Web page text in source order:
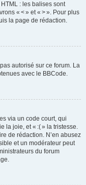
: les balises sont
« < » et « > ». Pour plus
la page de rédaction.
autorisé sur ce forum. La
avec le BBCode.
via un code court, qui
la joie, et « :( » la tristesse.
de rédaction. N’en abusez
et un modérateur peut
du forum